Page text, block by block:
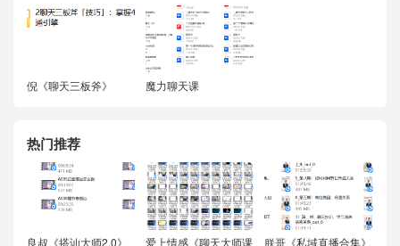
倪《聊天三板斧》 魔力聊天课
热门推荐
良叔《搭讪大师2.0》 爱上情感《聊天大师课 朕哥《私域直播合集》